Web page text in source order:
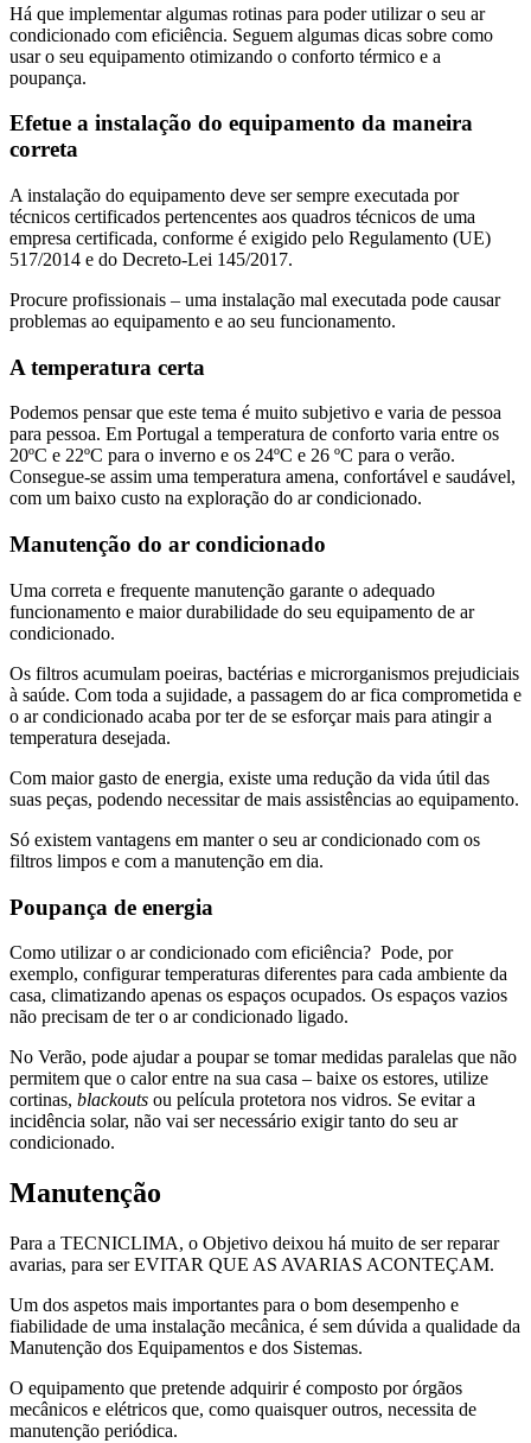
Há que implementar algumas rotinas para poder utilizar o seu ar
condicionado com eficiência. Seguem algumas dicas sobre como
usar o seu equipamento otimizando o conforto térmico e a
poupança.
Efetue a instalação do equipamento da maneira
correta
A instalação do equipamento deve ser sempre executada por
técnicos certificados pertencentes aos quadros técnicos de uma
empresa certificada, conforme é exigido pelo Regulamento (UE)
517/2014 e do Decreto-Lei 145/2017.
Procure profissionais – uma instalação mal executada pode causar
problemas ao equipamento e ao seu funcionamento.
A temperatura certa
Podemos pensar que este tema é muito subjetivo e varia de pessoa
para pessoa. Em Portugal a temperatura de conforto varia entre os
20ºC e 22ºC para o inverno e os 24ºC e 26 ºC para o verão.
Consegue-se assim uma temperatura amena, confortável e saudável,
com um baixo custo na exploração do ar condicionado.
Manutenção do ar condicionado
Uma correta e frequente manutenção garante o adequado
funcionamento e maior durabilidade do seu equipamento de ar
condicionado.
Os filtros acumulam poeiras, bactérias e microrganismos prejudiciais
à saúde. Com toda a sujidade, a passagem do ar fica comprometida e
o ar condicionado acaba por ter de se esforçar mais para atingir a
temperatura desejada.
Com maior gasto de energia, existe uma redução da vida útil das
suas peças, podendo necessitar de mais assistências ao equipamento.
Só existem vantagens em manter o seu ar condicionado com os
filtros limpos e com a manutenção em dia.
Poupança de energia
Como utilizar o ar condicionado com eficiência? Pode, por
exemplo, configurar temperaturas diferentes para cada ambiente da
casa, climatizando apenas os espaços ocupados. Os espaços vazios
não precisam de ter o ar condicionado ligado.
No Verão, pode ajudar a poupar se tomar medidas paralelas que não
permitem que o calor entre na sua casa – baixe os estores, utilize
cortinas, blackouts ou película protetora nos vidros. Se evitar a
incidência solar, não vai ser necessário exigir tanto do seu ar
condicionado.
Manutenção
Para a TECNICLIMA, o Objetivo deixou há muito de ser reparar
avarias, para ser EVITAR QUE AS AVARIAS ACONTEÇAM.
Um dos aspetos mais importantes para o bom desempenho e
fiabilidade de uma instalação mecânica, é sem dúvida a qualidade da
Manutenção dos Equipamentos e dos Sistemas.
O equipamento que pretende adquirir é composto por órgãos
mecânicos e elétricos que, como quaisquer outros, necessita de
manutenção periódica.